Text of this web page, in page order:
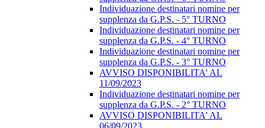
Individuazione destinatari nomine per
supplenza da G.P.S. - 5° TURNO
Individuazione destinatari nomine per
supplenza da G.P.S. - 4° TURNO
Individuazione destinatari nomine per
supplenza da G.P.S. - 3° TURNO
AVVISO DISPONIBILITA' AL
11/09/2023
Individuazione destinatari nomine per
supplenza da G.P.S. - 2° TURNO
AVVISO DISPONIBILITA' AL